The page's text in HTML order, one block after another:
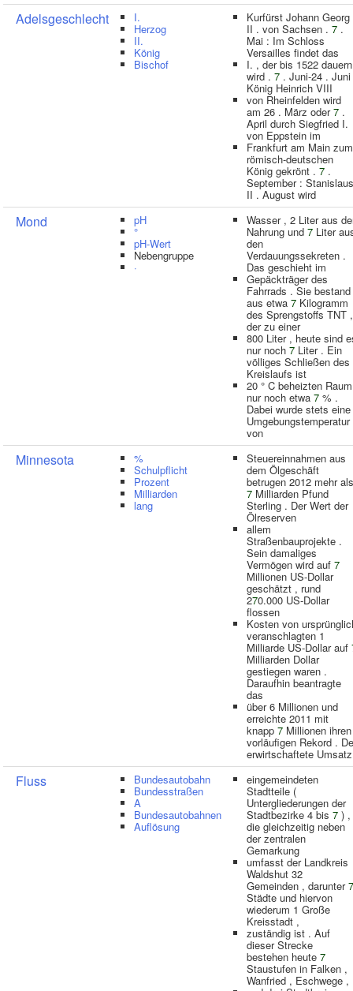
Adelsgeschlecht I.
Herzog
II.
König
Bischof
Kurfürst Johann Georg
II . von Sachsen . 7 .
Mai : Im Schloss
Versailles findet das
I. , der bis 1522 dauern
wird . 7 . Juni-24 .
König Heinrich VIII
von Rheinfelden wird
am 26 . März oder7 .
April durch Siegfried I.
von Eppstein im
Frankfurt am Main zum
römisch-deutschen
König gekrönt . 7 .
September : Stanislaus
II . August wird
Mond pH
°
pH-Wert
Nebengruppe
·
Wasser , 2 Liter aus
Nahrung und 7 Liter
den
Verdauungssekreten .
Das geschieht im
Gepäckträger des
Fahrrads . Sie bestand
aus etwa 7 Kilogramm
des Sprengstoffs TNT ,
der zu einer
800 Liter , heute sind
nur noch 7 Liter . Ein
völliges Schließen des
Kreislaufs ist
20 ° C beheizten Raum
nur noch etwa 7 % .
Dabei wurde stets eine
Umgebungstemperatur
von
Minnesota %
Schulpflicht
Prozent
Milliarden
lang
Steuereinnahmen aus
dem Ölgeschäft
betrugen 2012 mehr als
7 Milliarden Pfund
Sterling . Der Wert der
Ölreserven
allem
Straßenbauprojekte .
Sein damaliges
Vermögen wird auf 7
Millionen US-Dollar
geschätzt , rund
270.000 US-Dollar
flossen
Kosten von
veranschlagten 1
Milliarde US-Dollar auf
Milliarden Dollar
gestiegen waren .
Daraufhin beantragte
das
über 6 Millionen und
erreichte 2011 mit
knapp 7 Millionen ihren
vorläufigen Rekord .
erwirtschaftete Umsatz
Fluss Bundesautobahn
Bundesstraßen
A
Bundesautobahnen
Auflösung
eingemeindeten
Stadtteile (
Untergliederungen der
Stadtbezirke 4 bis 7 ) ,
die gleichzeitig neben
der zentralen
Gemarkung
umfasst der Landkreis
Waldshut 32
Gemeinden , darunter7
Städte und hiervon
wiederum 1 Große
Kreisstadt ,
zuständig ist . Auf
dieser Strecke
bestehen heute 7
Staustufen in Falken ,
Wanfried , Eschwege ,